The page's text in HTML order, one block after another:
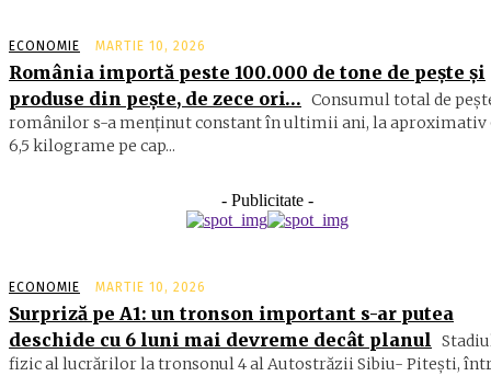
ECONOMIE MARTIE 10, 2026
România importă peste 100.000 de tone de peşte şi
produse din peşte, de zece ori… Consumul total de
ro­mâ­nilor s-a menţinut constant în ul­timii ani, la aproximativ
6,5 ki­lograme pe cap...
- Publicitate -
ECONOMIE MARTIE 10, 2026
Surpriză pe A1: un tronson important s-ar putea
deschide cu 6 luni mai devreme decât planul
fizic al lucrărilor la tronsonul 4 al Autostrăzii Sibiu- Piteşti,